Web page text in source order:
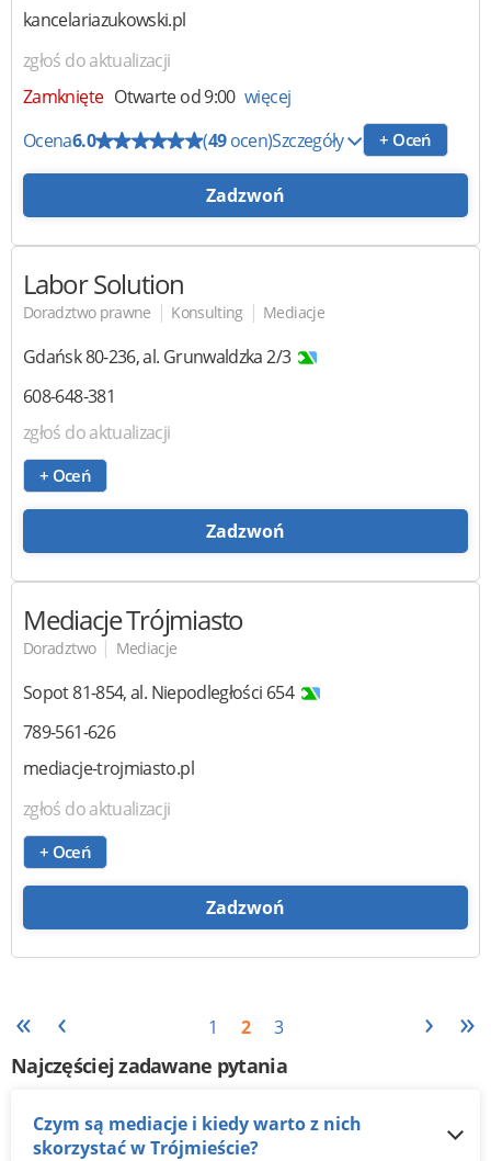
kancelariazukowski.pl
zgłoś do aktualizacji
Zamknięte Otwarte od 9:00 więcej
Ocena6.0 (49ocen)Szczegóły + Oceń
Zadzwoń
Labor Solution
Doradztwo prawne | Konsulting | Mediacje
Gdańsk80-236,al. Grunwaldzka 2/3
608-648-381
zgłoś do aktualizacji
+ Oceń
Zadzwoń
Mediacje Trójmiasto
Doradztwo | Mediacje
Sopot81-854,al. Niepodległości 654
789-561-626
mediacje-trojmiasto.pl
zgłoś do aktualizacji
+ Oceń
Zadzwoń
« ‹ 1 2 3 › »
Najczęściej zadawane pytania
Czym są mediacje i kiedy warto z nich
skorzystać w Trójmieście?